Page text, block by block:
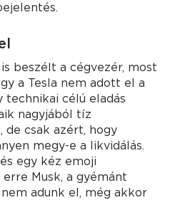
beszélt a cégvezér, most
a Tesla nem adott el a
technikai célú eladás
nagyjából tíz
de csak azért, hogy
megy-e a likvidálás.
egy kéz emoji
Musk, a gyémánt
adunk el, még akkor